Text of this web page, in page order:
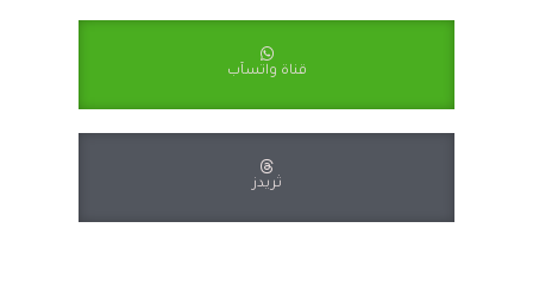
قناة واتسآب
ثريدز